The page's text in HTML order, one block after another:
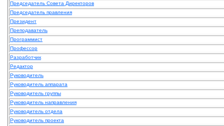
Председатель Совета Директоров
Председатель правления
Президент
Преподаватель
Программист
Профессор
Разработчик
Редактор
Руководитель
Руководитель аппарата
Руководитель группы
Руководитель направления
Руководитель отдела
Руководитель проекта